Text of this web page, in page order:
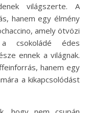
világszerte. A
hanem egy élmény
amely ötvözi
csokoládé édes
ennek a világnak.
hanem egy
a kikapcsolódást